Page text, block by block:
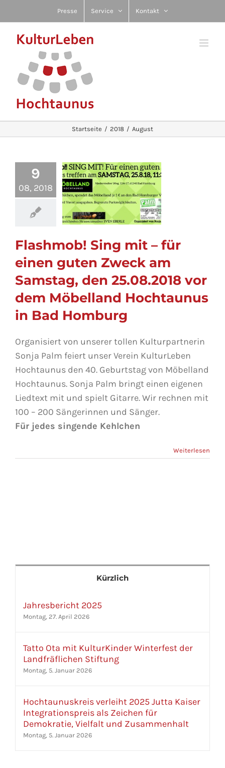
Inhalt
springen
Presse Service Kontakt
Startseite 2018 August
9
08, 2018
– für einen guten
Zweck am
Samstag, den
25.08.2018 vor dem
Möbelland
Hochtaunus in Bad
Homburg
Flashmob! Sing mit – für
einen guten Zweck am
Samstag, den 25.08.2018 vor
dem Möbelland Hochtaunus
in Bad Homburg
Organisiert von unserer tollen Kulturpartnerin
Sonja Palm feiert unser Verein KulturLeben
Hochtaunus den 40. Geburtstag von Möbelland
Hochtaunus. Sonja Palm bringt einen eigenen
Liedtext mit und spielt Gitarre. Wir rechnen mit
100 – 200 Sängerinnen und Sänger.
Für jedes singende Kehlchen
Weiterlesen
Kürzlich
Jahresbericht 2025
Montag, 27. April 2026
Tatto Ota mit KulturKinder Winterfest der
Landfräflichen Stiftung
Montag, 5. Januar 2026
Hochtaunuskreis verleiht 2025 Jutta Kaiser
Integrationspreis als Zeichen für
Demokratie, Vielfalt und Zusammenhalt
Montag, 5. Januar 2026